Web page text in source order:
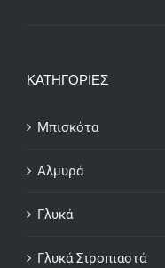
ΚΑΤΗΓΟΡΙΕΣ
Μπισκότα
Αλμυρά
Γλυκά
Γλυκά Σιροπιαστά